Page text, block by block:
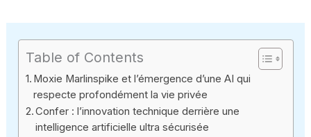
Table of Contents
Moxie Marlinspike et l’émergence d’une AI qui
respecte profondément la vie privée
Confer : l’innovation technique derrière une
intelligence artificielle ultra sécurisée